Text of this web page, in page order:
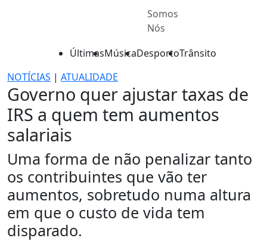
Somos
Nós
ÚltimasMúsicaDesportoTrânsito
NOTÍCIAS | ATUALIDADE
Governo quer ajustar taxas de
IRS a quem tem aumentos
salariais
Uma forma de não penalizar tanto
os contribuintes que vão ter
aumentos, sobretudo numa altura
em que o custo de vida tem
disparado.